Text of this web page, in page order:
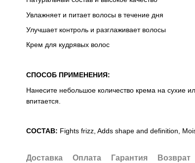
Увлажняет и питает волосы в течение дня
Улучшает контроль и разглаживает волосы
Крем для кудрявых волос
СПОСОБ ПРИМЕНЕНИЯ:
Нанесите небольшое количество крема на сухие
впитается.
СОСТАВ: Fights frizz, Adds shape and definition,
Доставка Оплата Гарантия Возврат